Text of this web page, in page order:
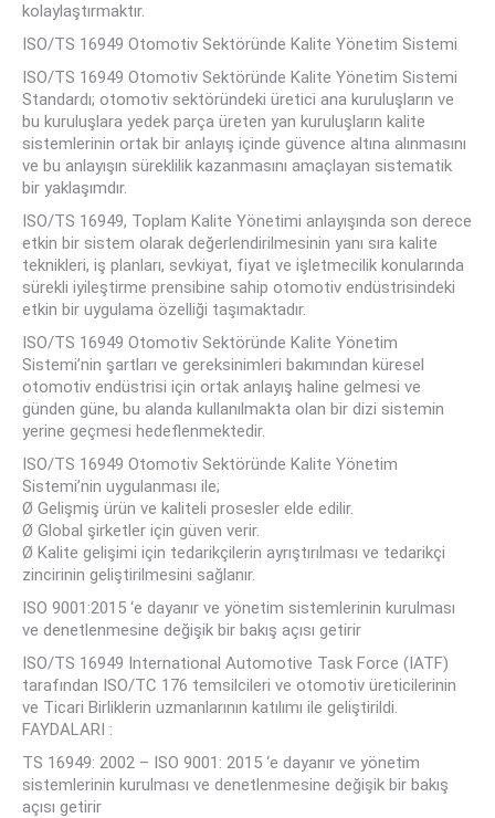
kolaylaştırmaktır.
ISO/TS 16949 Otomotiv Sektöründe Kalite Yönetim Sistemi
ISO/TS 16949 Otomotiv Sektöründe Kalite Yönetim Sistemi
Standardı; otomotiv sektöründeki üretici ana kuruluşların ve
bu kuruluşlara yedek parça üreten yan kuruluşların kalite
sistemlerinin ortak bir anlayış içinde güvence altına alınmasını
ve bu anlayışın süreklilik kazanmasını amaçlayan sistematik
bir yaklaşımdır.
ISO/TS 16949, Toplam Kalite Yönetimi anlayışında son derece
etkin bir sistem olarak değerlendirilmesinin yanı sıra kalite
teknikleri, iş planları, sevkiyat, fiyat ve işletmecilik konularında
sürekli iyileştirme prensibine sahip otomotiv endüstrisindeki
etkin bir uygulama özelliği taşımaktadır.
ISO/TS 16949 Otomotiv Sektöründe Kalite Yönetim
Sistemi’nin şartları ve gereksinimleri bakımından küresel
otomotiv endüstrisi için ortak anlayış haline gelmesi ve
günden güne, bu alanda kullanılmakta olan bir dizi sistemin
yerine geçmesi hedeflenmektedir.
ISO/TS 16949 Otomotiv Sektöründe Kalite Yönetim
Sistemi’nin uygulanması ile;
Ø Gelişmiş ürün ve kaliteli prosesler elde edilir.
Ø Global şirketler için güven verir.
Ø Kalite gelişimi için tedarikçilerin ayrıştırılması ve tedarikçi
zincirinin geliştirilmesini sağlanır.
ISO 9001:2015 ‘e dayanır ve yönetim sistemlerinin kurulması
ve denetlenmesine değişik bir bakış açısı getirir
ISO/TS 16949 International Automotive Task Force (IATF)
tarafından ISO/TC 176 temsilcileri ve otomotiv üreticilerinin
ve Ticari Birliklerin uzmanlarının katılımı ile geliştirildi.
FAYDALARI :
TS 16949: 2002 – ISO 9001: 2015 ‘e dayanır ve yönetim
sistemlerinin kurulması ve denetlenmesine değişik bir bakış
açısı getirir